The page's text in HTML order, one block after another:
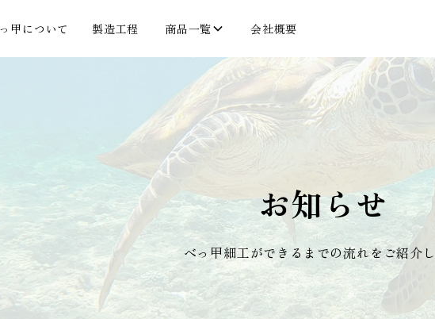
甲について 製造工程 商品一覧 会社概要
お知らせ
べっ甲細工ができるまでの流れをご紹介